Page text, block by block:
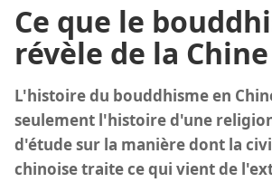
Ce que le
révèle de la Chine
L'histoire du bouddhisme en
seulement l'histoire d'une
d'étude sur la manière dont la
chinoise traite ce qui vient de